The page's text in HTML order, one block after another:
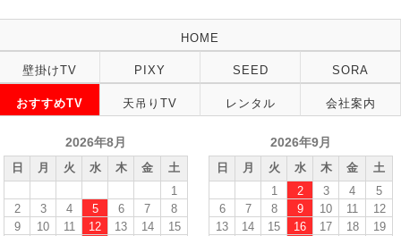
HOME
壁掛けTV PIXY SEED SORA
おすすめTV 天吊りTV レンタル 会社案内
2026年8月
日 月 火 水 木 金
土
1
2
3 4 5 6 7
8
9
10 11 12 13 14
15
2026年9月
日 月 火 水 木 金
土
1
2 3 4
5
6
7 8 9 10 11
12
13
14 15 16 17 18
19